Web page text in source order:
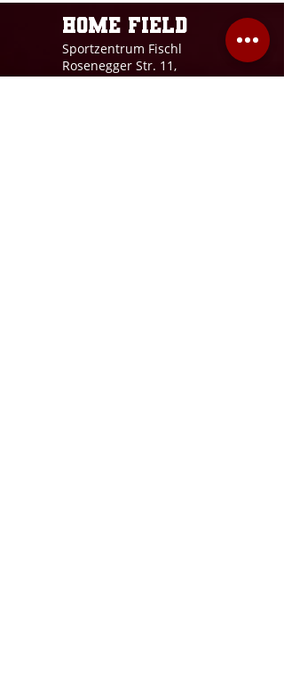
Home field
Sportzentrum Fischl
Rosenegger Str. 11,
9020 Klagenfurt a.W.